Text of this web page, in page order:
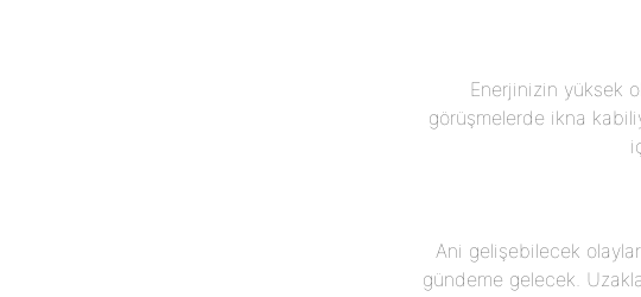
Enerjinizin yüksek
görüşmelerde ikna
Ani gelişebilecek
gündeme gelecek.